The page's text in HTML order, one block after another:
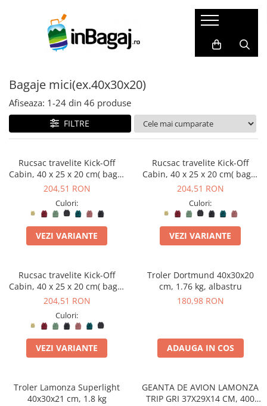
Bagaje
Trolere de cală mari
Trolere de cală medii
Trolere de cabină
Bagaje Premium
Bagaje pentru copii
Bagaje mici(ex.40x30x20)
SET Trolere
Genti de dama
Genti de voiaj
Rucsacuri
Huse troler
Business Travel
Borsete
Resigilate
Reduceri bagaje
Accesorii
Huse pasaport
Masca de somn
Perne de calatorie
Dopuri de urechi
Portofele de calatorie
Set produse
Adaptoare priza
Acumulatori externi
Genti pentru cosmetice
Altele
Cadouri
Seturi cadou
Carduri cadou
Agende de travel
Cadouri pentru EA
Cadouri pentru EL
Bagaje mici(ex.40x30x20)
Afiseaza: 1-24 din 46 produse
FILTRE
Rucsac travelite Kick-Off
Cabin, 40 x 25 x 20 cm( bagaj
permis gratuit la companii
204,51 RON
Culori:
VEZI VARIANTE
Rucsac travelite Kick-Off
Cabin, 40 x 25 x 20 cm( bagaj
permis gratuit la companii
204,51 RON
Culori:
VEZI VARIANTE
Rucsac travelite Kick-Off
Cabin, 40 x 25 x 20 cm( bagaj
permis gratuit la companii
204,51 RON
Culori:
VEZI VARIANTE
Troler Dortmund 40x30x20
cm, 1.76 kg, albastru
180,98 RON
ADAUGA IN COS
Troler Lamonza Superlight
40x30x21 cm, 1.8 kg
GEANTA DE AVION LAMONZA
TRIP GRI 37X29X14 CM, 400